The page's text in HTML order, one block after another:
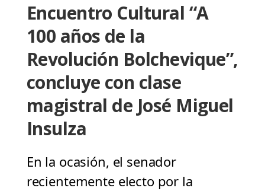
Encuentro Cultural “A
100 años de la
Revolución Bolchevique”,
concluye con clase
magistral de José Miguel
Insulza
En la ocasión, el senador
recientemente electo por la